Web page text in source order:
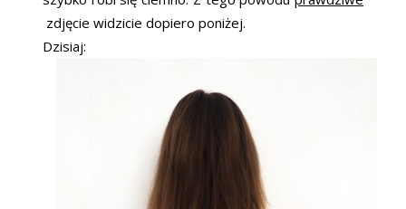
zdjęcie widzicie dopiero poniżej.
Dzisiaj: